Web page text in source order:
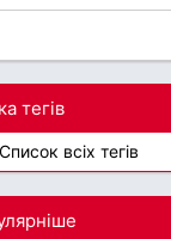
тегів
Список всіх тегів